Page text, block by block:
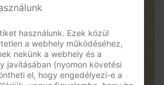
használunk. Ezek közül
a webhely működéséhez,
nekünk a webhely és a
javításában (nyomon követési
el, hogy engedélyezi-e a